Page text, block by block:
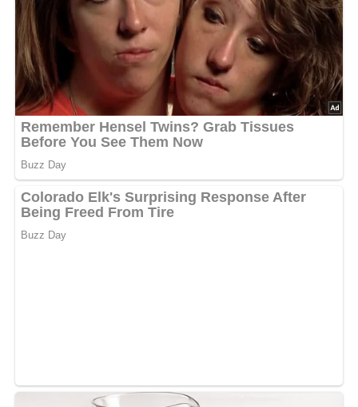
300 g Kalbs- oder Schweineknochen
100 g Mohrrüben
50 g Petersilienwurzeln
500 g Blumenkohl (ohne Blätter)
50 g Butter
60 g Mehl
0,1 Liter süße Sahne
1 Eigelb
20 g Salz
Lob, Kritik, Fragen oder Anregungen zum Rezept?
Dann hinterlasse doch bitte einen Kommentar am
zerteilten Blumenkohl gar kochen. Eine helle
Mehlschwitze bereiten, in die die feingewiegte Petersilie